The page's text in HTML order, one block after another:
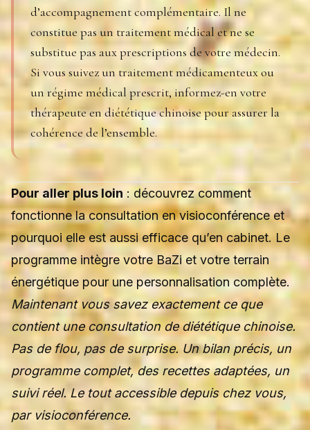
d’accompagnement complémentaire. Il ne
constitue pas un traitement médical et ne se
substitue pas aux prescriptions de votre médecin.
Si vous suivez un traitement médicamenteux ou
un régime médical prescrit, informez-en votre
thérapeute en diététique chinoise pour assurer la
cohérence de l’ensemble.
Pour aller plus loin : découvrezcomment
fonctionne la consultation en visioconférenceet
pourquoi elle est aussi efficace qu’en cabinet. Le
programme intègre votreBaZi et votre terrain
énergétique pour une personnalisation complète.
Maintenant vous savez exactement ce que
contient une consultation de diététique chinoise.
Pas de flou, pas de surprise. Un bilan précis, un
programme complet, des recettes adaptées, un
suivi réel. Le tout accessible depuis chez vous,
par visioconférence.